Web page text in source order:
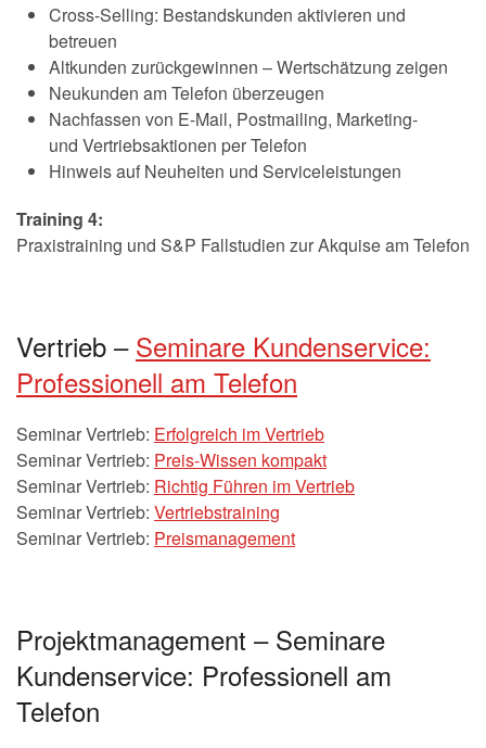
Cross-Selling: Bestandskunden aktivieren und
betreuen
Altkunden zurückgewinnen – Wertschätzung zeigen
Neukunden am Telefon überzeugen
Nachfassen von E-Mail, Postmailing, Marketing-
und Vertriebsaktionen per Telefon
Hinweis auf Neuheiten und Serviceleistungen
Training 4:
Praxistraining und S&P Fallstudien zur Akquise am Telefon
Vertrieb – Seminare Kundenservice:
Professionell am Telefon
Seminar Vertrieb: Erfolgreich im Vertrieb
Seminar Vertrieb: Preis-Wissen kompakt
Seminar Vertrieb: Richtig Führen im Vertrieb
Seminar Vertrieb: Vertriebstraining
Seminar Vertrieb: Preismanagement
Projektmanagement – Seminare
Kundenservice: Professionell am
Telefon